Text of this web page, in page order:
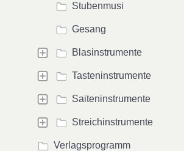
Stubenmusi
Gesang
Blasinstrumente
Tasteninstrumente
Saiteninstrumente
Streichinstrumente
Verlagsprogramm